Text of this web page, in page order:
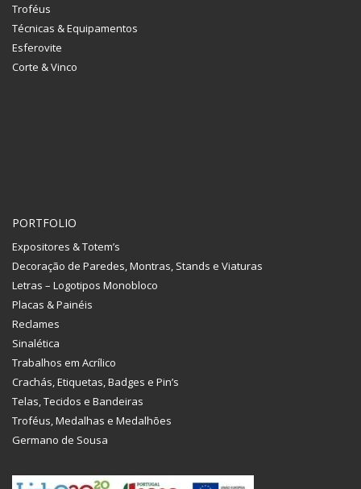
Troféus
Técnicas & Equipamentos
Esferovite
Corte & Vinco
PORTFOLIO
Expositores & Totem’s
Decoração de Paredes, Montras, Stands e Viaturas
Letras – Logotipos Monobloco
Placas & Painéis
Reclames
Sinalética
Trabalhos em Acrílico
Crachás, Etiquetas, Badges e Pin’s
Telas, Tecidos e Bandeiras
Troféus, Medalhas e Medalhões
Germano de Sousa